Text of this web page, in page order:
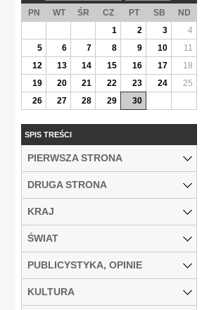
PN WT ŚR CZ PT SB
ND
1
2 3
4
5
6 7 8 9 10
11
12
13 14 15 16 17
18
19
20 21 22 23 24
25
26
27 28 29 30
SPIS TREŚCI
PIERWSZA STRONA
DRUGA STRONA
KRAJ
ŚWIAT
PUBLICYSTYKA, OPINIE
KULTURA